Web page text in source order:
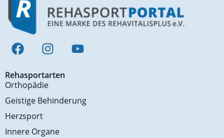
Rehasportarten
Orthopädie
Geistige Behinderung
Herzsport
Innere Organe